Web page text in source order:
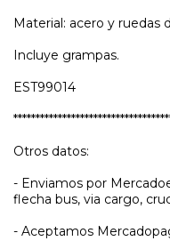
Material: acero y ruedas
Incluye grampas.
EST99014
Otros datos:
- Enviamos por
flecha bus, via cargo,
- Aceptamos